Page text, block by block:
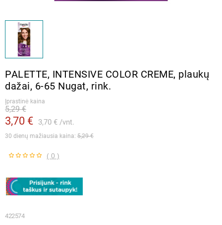
PALETTE, INTENSIVE COLOR CREME, plaukų
dažai, 6-65 Nugat, rink.
Įprastinė kaina
3,70 € 3,70 € vnt.
5,29 €
30 dienų mažiausia kaina: 5,29 €
( 0 )
422574